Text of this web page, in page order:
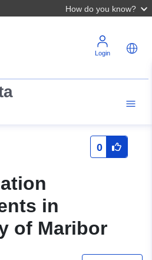
How do you know?
Login
0
in
of Maribor